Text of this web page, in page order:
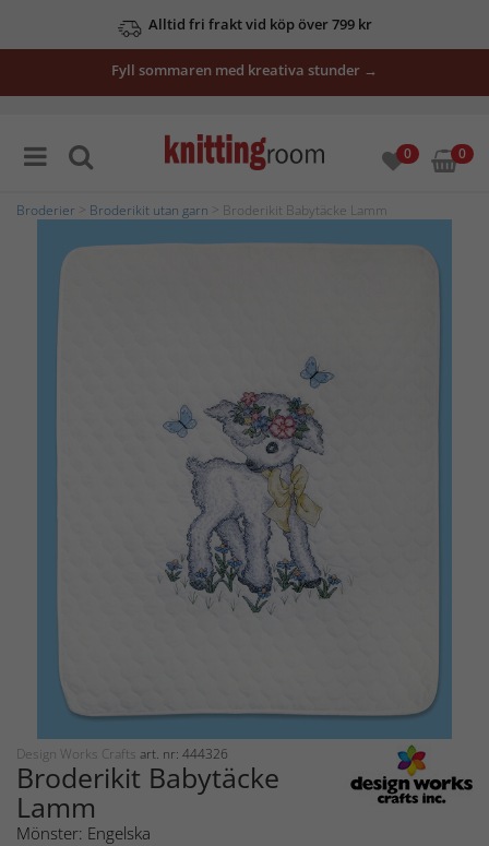
Alltid fri frakt vid köp över 799 kr
Fyll sommaren med kreativa stunder →
0 0
Broderier Broderikit utan garn > Broderikit Babytäcke Lamm
Design Works Crafts art. nr: 444326
Broderikit Babytäcke
Lamm
Mönster: Engelska